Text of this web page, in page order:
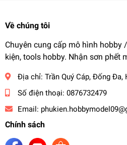
Về chúng tôi
Chuyên cung cấp mô hình hobby
kiện, tools hobby. Nhận sơn phết
Địa chỉ: Trần Quý Cáp, Đống Đa,
Số điện thoại: 0876732479
Email:
Chính sách